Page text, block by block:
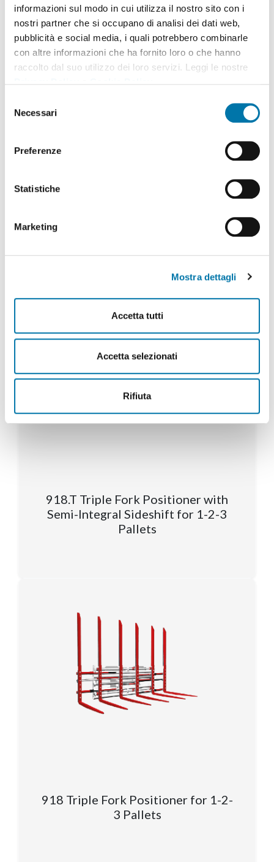
informazioni sul modo in cui utilizza il nostro sito con i
nostri partner che si occupano di analisi dei dati web,
pubblicità e social media, i quali potrebbero combinarle
con altre informazioni che ha fornito loro o che hanno
raccolto dal suo utilizzo dei loro servizi. Leggi le nostre
delNecessari
Preferenze
Statistiche
Marketing
Mostra dettagli
Accetta tutti
Accetta selezionati
Rifiuta
918.T Triple Fork Positioner with
Semi-Integral Sideshift for 1-2-3
Pallets
918 Triple Fork Positioner for 1-2-
3 Pallets